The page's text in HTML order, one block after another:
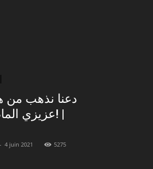
عزيزي
- 4 juin 2021
5275